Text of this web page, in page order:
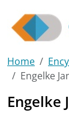
Skip to main
Home
Engelke
Engelke